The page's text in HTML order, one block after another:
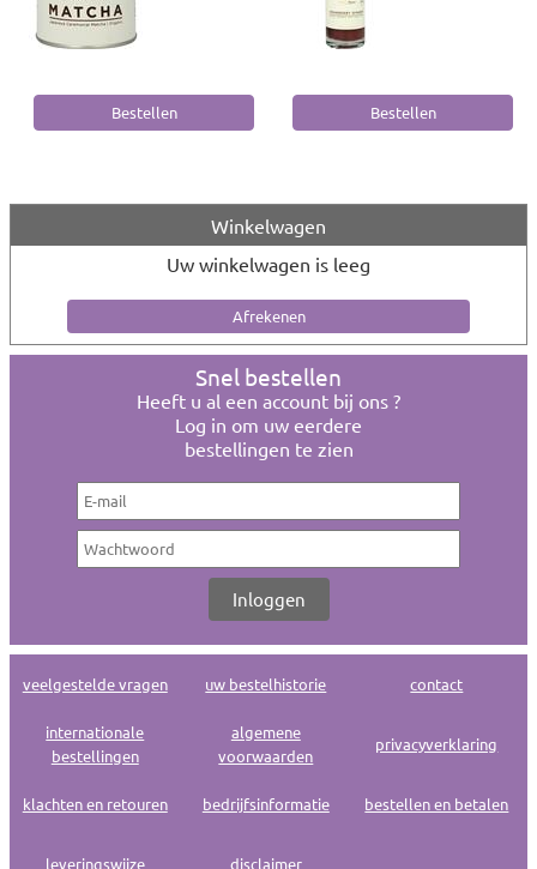
Winkelwagen
Uw winkelwagen is leeg
Snel bestellen
Heeft u al een account bij ons ?
Log in om uw eerdere
bestellingen te zien
veelgestelde vragen uw bestelhistorie contact
internationale
bestellingen
algemene
voorwaarden
privacyverklaring
klachten en retouren bedrijfsinformatie bestellen en betalen
leveringswijze disclaimer